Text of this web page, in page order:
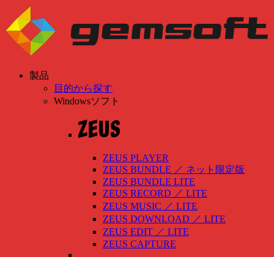
製品
目的から探す
Windowsソフト
ZEUS PLAYER
ZEUS BUNDLE ／ ネット限定版
ZEUS BUNDLE LITE
ZEUS RECORD ／ LITE
ZEUS MUSIC ／ LITE
ZEUS DOWNLOAD ／ LITE
ZEUS EDIT ／ LITE
ZEUS CAPTURE